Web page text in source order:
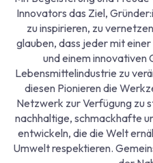
Innovators das Ziel,
zu inspirieren, zu
glauben, dass jeder mit
und einem innovativen
Lebensmittelindustrie zu
diesen Pionieren die
Netzwerk zur Verfügung zu
nachhaltige, schmackhafte
entwickeln, die die Welt
Umwelt respektieren.